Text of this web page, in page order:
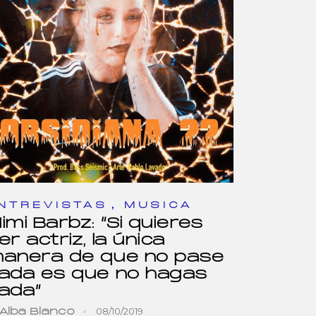
, MUSICA
Barbz: “Si quieres
actriz, la única
de que no pase
es que no hagas
Blanco 08/10/2019